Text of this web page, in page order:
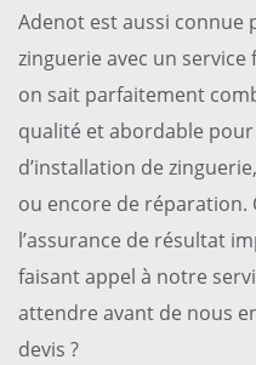
Adenot est aussi
zinguerie avec un
on sait parfaitement
qualité et abordable
d’installation de
ou encore de réparation.
l’assurance de résultat
faisant appel à notre
attendre avant de nous
devis ?